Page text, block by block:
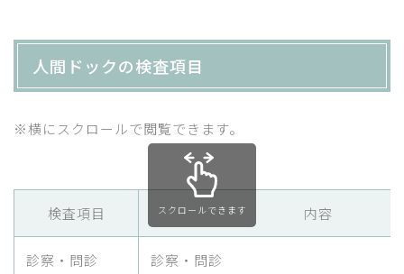
人間ドックの検査項目
※横にスクロールで閲覧できます。
検査項目 内容
診察・問診 診察・問診
スクロールできます